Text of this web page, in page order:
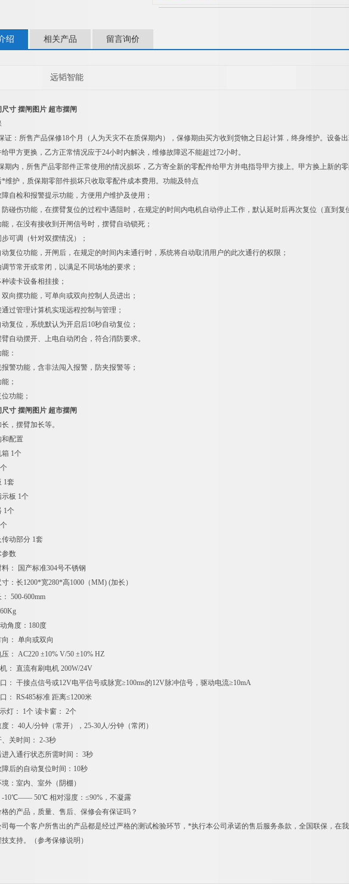
绍 相关产品 留言询价
远韬智能
寸 摆闸图片 超市摆闸
证：所售产品保修18个月（人为天灾不在质保期内），保修期由买方收到货物之日起计算，终身维护。设备
甲方更换，乙方正常情况应于24小时内解决，维修故障迟不能超过72小时。
期内，所售产品零部件正常使用的情况损坏，乙方寄全新的零配件给甲方并电指导甲方接上。甲方换上新的
*维护，质保期零部件损坏只收取零配件成本费用。功能及特点
自检和报警提示功能，方便用户维护及使用；
碰伤功能，在摆臂复位的过程中遇阻时，在规定的时间内电机自动停止工作，默认延时后再次复位（直到复
，在没有接收到开闸信号时，摆臂自动锁死；
可调（针对双摆情况）；
复位功能，开闸后，在规定的时间内未通行时，系统将自动取消用户的此次通行的权限；
节常开或常闭，以满足不同场地的要求；
读卡设备相挂接；
向摆功能，可单向或双向控制人员进出；
过管理计算机实现远程控制与管理；
复位，系统默认为开启后10秒自动复位；
自动摆开、上电自动闭合，符合消防要求。
：
警功能，含非法闯入报警，防夹报警等；
；
功能；
寸 摆闸图片 超市摆闸
，摆臂加长等。
和配置
1个
1套
板 1个
1个
动部分 1套
参数
： 国产标准304号不锈钢
：长1200*宽280*高1000（MM) (加长）
500-600mm
角度：180度
： 单向或双向
： AC220 ±10% V/50 ±10% HZ
： 直流有刷电机 200W/24V
： 干接点信号或12V电平信号或脉宽≥100ms的12V脉冲信号，驱动电流≥10mA
： RS485标准 距离≤1200米
灯： 1个 读卡窗： 2个
： 40人/分钟（常开），25-30人/分钟（常闭）
关时间： 2-3秒
入通行状态所需时间： 3秒
后的自动复位时间：10秒
：室内、室外（阴棚）
10℃—— 50℃ 相对湿度：≤90%，不凝露
的产品，质量、售后、保修会有保证吗？
司每一个客户所售出的产品都是经过严格的测试检验环节，*执行本公司承诺的售后服务条款，全国联保，在
支持。（参考保修说明）